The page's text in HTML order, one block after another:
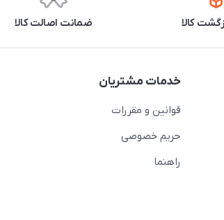
کالا ضمانت اصالت کالا
خدمات مشتریان
قوانین و مقررات
حریم خصوصی
راهنما